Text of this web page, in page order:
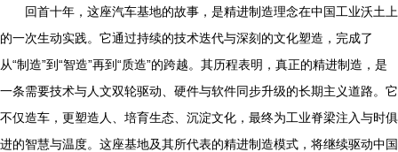
回首十年，这座汽车基地的故事，是精进制造理念在中国工业沃土上
的一次生动实践。它通过持续的技术迭代与深刻的文化塑造，完成了
从“制造”到“智造”再到“质造”的跨越。其历程表明，真正的精进制造，是
一条需要技术与人文双轮驱动、硬件与软件同步升级的长期主义道路。它
不仅造车，更塑造人、培育生态、沉淀文化，最终为工业脊梁注入与时俱
进的智慧与温度。这座基地及其所代表的精进制造模式，将继续驱动中国